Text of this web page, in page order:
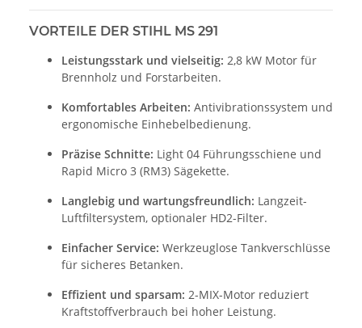
VORTEILE DER STIHL MS 291
Leistungsstark und vielseitig: 2,8 kW Motor für
Brennholz und Forstarbeiten.
Komfortables Arbeiten: Antivibrationssystem und
ergonomische Einhebelbedienung.
Präzise Schnitte: Light 04 Führungsschiene und
Rapid Micro 3 (RM3) Sägekette.
Langlebig und wartungsfreundlich: Langzeit-
Luftfiltersystem, optionaler HD2-Filter.
Einfacher Service: Werkzeuglose Tankverschlüsse
für sicheres Betanken.
Effizient und sparsam: 2-MIX-Motor reduziert
Kraftstoffverbrauch bei hoher Leistung.